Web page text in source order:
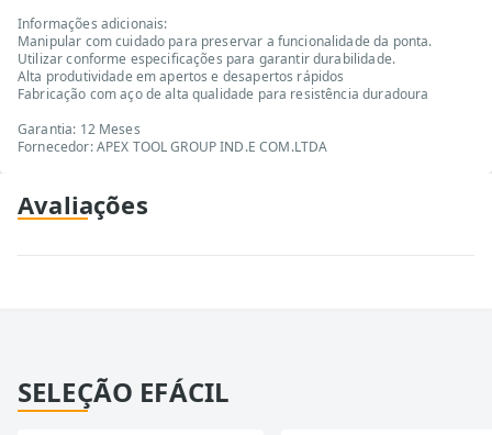
Informações adicionais:
Manipular com cuidado para preservar a funcionalidade da ponta.
Utilizar conforme especificações para garantir durabilidade.
Alta produtividade em apertos e desapertos rápidos
Fabricação com aço de alta qualidade para resistência duradoura
Garantia: 12 Meses
Fornecedor: APEX TOOL GROUP IND.E COM.LTDA
Avaliações
SELEÇÃO EFÁCIL